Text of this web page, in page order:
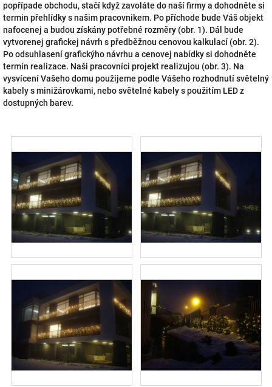
popřípade obchodu, stačí když zavoláte do naší firmy a dohodněte si
termin přehlídky s našim pracovnikem. Po příchode bude Váš objekt
nafocenej a budou získány potřebné rozměry (obr. 1). Dál bude
vytvorenej grafickej návrh s předběžnou cenovou kalkulací (obr. 2).
Po odsuhlasení grafickýho návrhu a cenovej nabídky si dohodněte
termín realizace. Naši pracovníci projekt realizujou (obr. 3). Na
vysvícení Vašeho domu použijeme podle Vášeho rozhodnutí světelný
kabely s minižárovkami, nebo světelné kabely s použitím LED z
dostupných barev.